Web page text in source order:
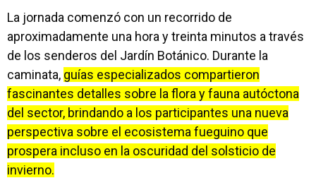
La jornada comenzó con un recorrido de
aproximadamente una hora y treinta minutos a través
de los senderos del Jardín Botánico. Durante la
caminata, guías especializados compartieron
fascinantes detalles sobre la flora y fauna autóctona
del sector, brindando a los participantes una nueva
perspectiva sobre el ecosistema fueguino que
prospera incluso en la oscuridad del solsticio de
invierno.